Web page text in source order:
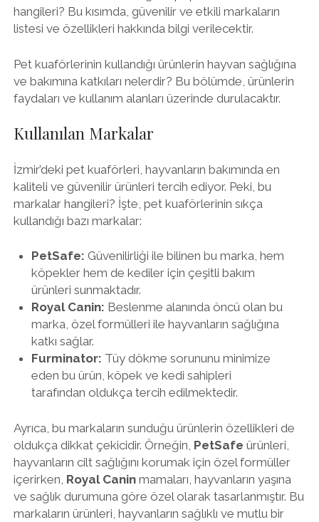
hangileri? Bu kısımda, güvenilir ve etkili markaların
listesi ve özellikleri hakkında bilgi verilecektir.
Pet kuaförlerinin kullandığı ürünlerin hayvan sağlığına
ve bakımına katkıları nelerdir? Bu bölümde, ürünlerin
faydaları ve kullanım alanları üzerinde durulacaktır.
Kullanılan Markalar
İzmir’deki pet kuaförleri, hayvanların bakımında en
kaliteli ve güvenilir ürünleri tercih ediyor. Peki, bu
markalar hangileri? İşte, pet kuaförlerinin sıkça
kullandığı bazı markalar:
PetSafe: Güvenilirliği ile bilinen bu marka, hem
köpekler hem de kediler için çeşitli bakım
ürünleri sunmaktadır.
Royal Canin: Beslenme alanında öncü olan bu
marka, özel formülleri ile hayvanların sağlığına
katkı sağlar.
Furminator: Tüy dökme sorununu minimize
eden bu ürün, köpek ve kedi sahipleri
tarafından oldukça tercih edilmektedir.
Ayrıca, bu markaların sunduğu ürünlerin özellikleri de
oldukça dikkat çekicidir. Örneğin, PetSafe ürünleri,
hayvanların cilt sağlığını korumak için özel formüller
içerirken, Royal Caninmamaları, hayvanların yaşına
ve sağlık durumuna göre özel olarak tasarlanmıştır. Bu
markaların ürünleri, hayvanların sağlıklı ve mutlu bir